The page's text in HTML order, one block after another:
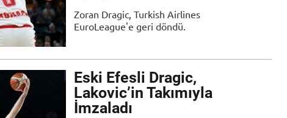
Zoran Dragic, Turkish Airlines
EuroLeague'e geri döndü.
Eski Efesli Dragic,
Lakovic’in Takımıyla
İmzaladı